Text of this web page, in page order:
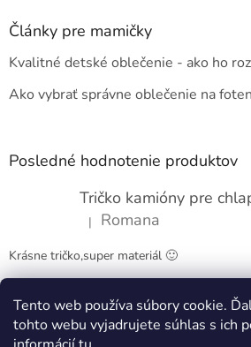
Tento web používa súbory cookie.
tohto webu vyjadrujete súhlas s ich
Články pre mamičky
Kvalitné detské oblečenie - ako ho
Ako vybrať správne oblečenie na
Posledné hodnotenie produktov
Hodnotenie produktu je 5 z 5
| Romana
Krásne tričko,super materiál 🙂
Obchodné podmienky